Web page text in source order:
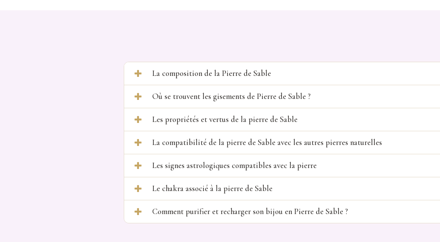
La composition de la Pierre de Sable
Où se trouvent les gisements de Pierre de Sable ?
Les propriétés et vertus de la pierre de Sable
La compatibilité de la pierre de Sable avec les autres pierres naturelles
Les signes astrologiques compatibles avec la pierre
Le chakra associé à la pierre de Sable
Comment purifier et recharger son bijou en Pierre de Sable ?